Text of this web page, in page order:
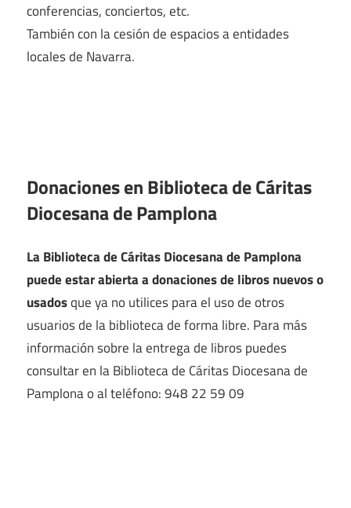
conferencias, conciertos, etc.
También con la cesión de espacios a entidades
locales de Navarra.
Donaciones en Biblioteca de Cáritas
Diocesana de Pamplona
La Biblioteca de Cáritas Diocesana de Pamplona
puede estar abierta a donaciones de libros nuevos o
usadosque ya no utilices para el uso de otros
usuarios de la biblioteca de forma libre. Para más
información sobre la entrega de libros puedes
consultar en la Biblioteca de Cáritas Diocesana de
Pamplona o al teléfono: 948 22 59 09